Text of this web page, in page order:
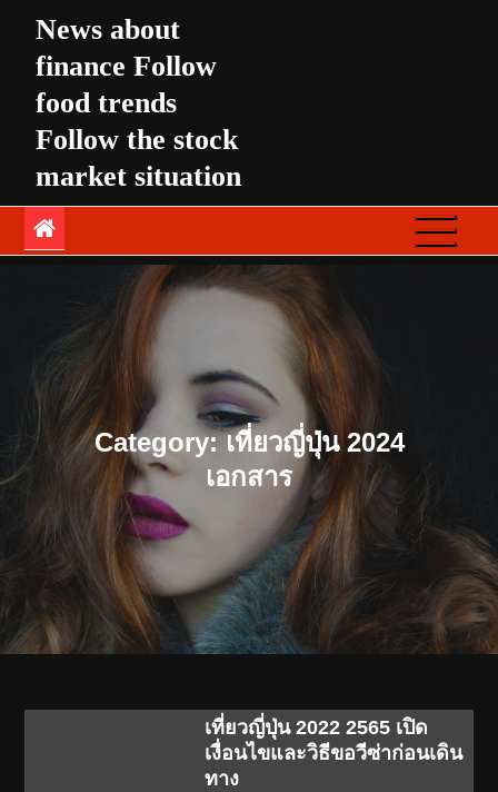
content
News about
finance Follow
food trends
Follow the stock
market situation
Category:เที่ยวญี่ปุ่น 2024
เอกสาร
เที่ยวญี่ปุ่น 2022 2565 เปิด
เงื่อนไขและวิธีขอวีซ่าก่อนเดิน
ทาง